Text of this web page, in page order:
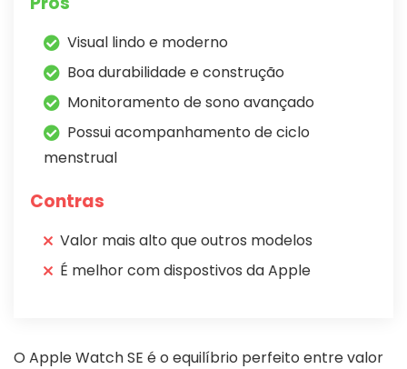
Visual lindo e moderno
Boa durabilidade e construção
Monitoramento de sono avançado
Possui acompanhamento de ciclo
menstrual
Contras
Valor mais alto que outros modelos
É melhor com dispostivos da Apple
O Apple Watch SE é o equilíbrio perfeito entre valor